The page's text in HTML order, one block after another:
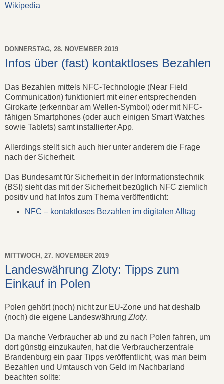
Wikipedia
DONNERSTAG, 28. NOVEMBER 2019
Infos über (fast) kontaktloses Bezahlen
Das Bezahlen mittels NFC-Technologie (Near Field
Communication) funktioniert mit einer entsprechenden
Girokarte (erkennbar am Wellen-Symbol) oder mit NFC-
fähigen Smartphones (oder auch einigen Smart Watches
sowie Tablets) samt installierter App.
Allerdings stellt sich auch hier unter anderem die Frage
nach der Sicherheit.
Das Bundesamt für Sicherheit in der Informationstechnik
(BSI) sieht das mit der Sicherheit bezüglich NFC ziemlich
positiv und hat Infos zum Thema veröffentlicht:
NFC – kontaktloses Bezahlen im digitalen Alltag
MITTWOCH, 27. NOVEMBER 2019
Landeswährung Zloty: Tipps zum
Einkauf in Polen
Polen gehört (noch) nicht zur EU-Zone und hat deshalb
(noch) die eigene Landeswährung Zloty.
Da manche Verbraucher ab und zu nach Polen fahren, um
dort günstig einzukaufen, hat die Verbraucherzentrale
Brandenburg ein paar Tipps veröffentlicht, was man beim
Bezahlen und Umtausch von Geld im Nachbarland
beachten sollte: